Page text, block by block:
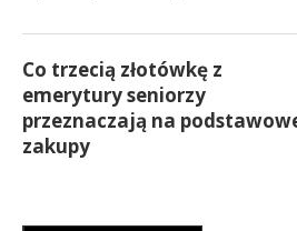
Co trzecią złotówkę z
emerytury seniorzy
przeznaczają na
zakupy